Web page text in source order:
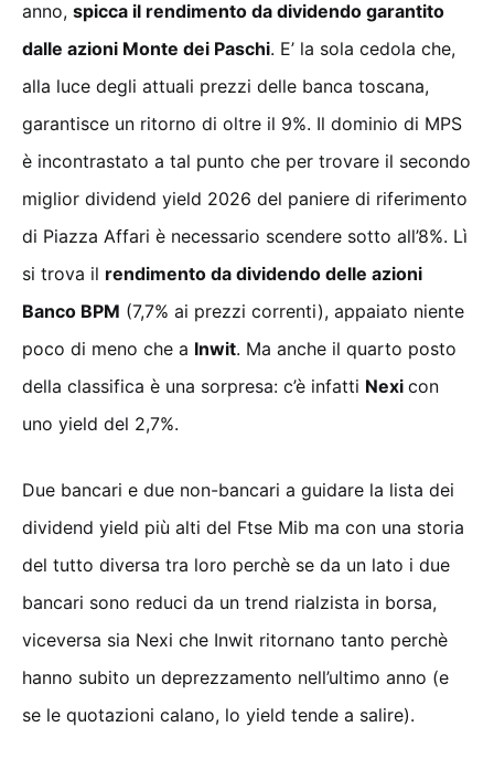
anno, spicca il rendimento da dividendo garantito
dalle azioni Monte dei Paschi. E’ la sola cedola che,
alla luce degli attuali prezzi delle banca toscana,
garantisce un ritorno di oltre il 9%. Il dominio di MPS
è incontrastato a tal punto che per trovare il secondo
miglior dividend yield 2026 del paniere di riferimento
di Piazza Affari è necessario scendere sotto all’8%. Lì
si trova il rendimento da dividendo delle azioni
Banco BPM (7,7% ai prezzi correnti), appaiato niente
poco di meno che a Inwit. Ma anche il quarto posto
della classifica è una sorpresa: c’è infatti Nexi con
uno yield del 2,7%.
Due bancari e due non-bancari a guidare la lista dei
dividend yield più alti del Ftse Mib ma con una storia
del tutto diversa tra loro perchè se da un lato i due
bancari sono reduci da un trend rialzista in borsa,
viceversa sia Nexi che Inwit ritornano tanto perchè
hanno subito un deprezzamento nell’ultimo anno (e
se le quotazioni calano, lo yield tende a salire).